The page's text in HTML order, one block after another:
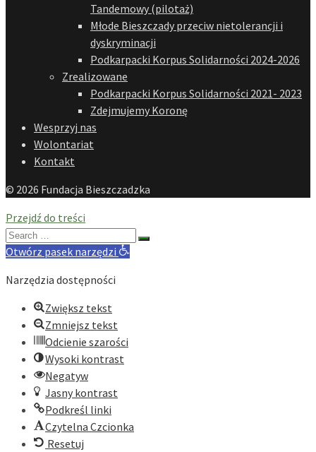
Tandemowy (pilotaż)
Młode Bieszczady przeciw nietolerancji i
dyskryminacji
Podkarpacki Korpus Solidarności 2024-2026
Zrealizowane
Podkarpacki Korpus Solidarności 2021- 2023
Zdejmujemy Koronę
Wesprzyj nas
Wolontariat
Kontakt
© 2026 Fundacja Bieszczadzka
Przejdź do treści
Search
for:
Otwórz pasek narzędzi
Narzędzia dostępności
Zwiększ tekst
Zmniejsz tekst
Odcienie szarości
Wysoki kontrast
Negatyw
Jasny kontrast
Podkreśl linki
Czytelna Czcionka
Resetuj